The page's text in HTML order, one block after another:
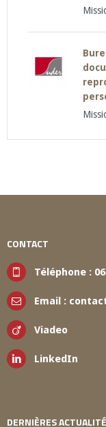
CONTACT
Téléphone :
Email :
Viadeo
LinkedIn
DERNIÈRES